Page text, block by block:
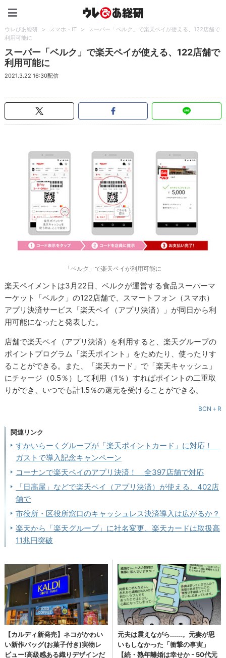
ウレぴあ総研 > スマホ・IT >
スーパー「ベルク」で楽天ペイが使える、122店舗で
利用可能に
スーパー「ベルク」で楽天ペイが使える、122店舗で
利用可能に
2021.3.22 16:30配信
「ベルク」で楽天ペイが利用可能に
楽天ペイメントは3月22日、ベルクが運営する食品スーパーマ
ーケット「ベルク」の122店舗で、スマートフォン（スマホ）
アプリ決済サービス「楽天ペイ（アプリ決済）」が同日から利
用可能になったと発表した。
店舗で楽天ペイ（アプリ決済）を利用すると、楽天グループの
ポイントプログラム「楽天ポイント」をためたり、使ったりす
ることができる。また、「楽天カード」で「楽天キャッシュ」
にチャージ（0.5％）して利用（1％）すればポイントの二重取
りができ、いつでも計1.5％の還元を受けることができる。
BCN＋R
関連リンク
すかいらーくグループが「楽天ポイントカード」に対応！
ガストで導入記念キャンペーン
コーナンで楽天ペイのアプリ決済！ 全397店舗で対応
「日高屋」などで楽天ペイ（アプリ決済）が使える、402店
舗で
市役所・区役所窓口のキャッシュレス決済導入は広がるか？
楽天から「楽天グループ」に社名変更、楽天カードは取扱高
11兆円突破